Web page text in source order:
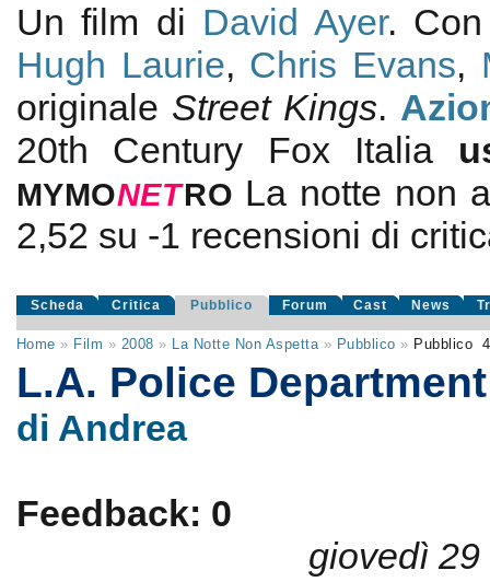
Un film di David Ayer.
Hugh Laurie, Chris Evans,
originale Street Kings.
20th Century Fox Italia
MYMONETRO La notte non
2,52 su -1 recensioni di
Scheda Critica Pubblico Forum Cast News
Home » Film » 2008 » La Notte Non Aspetta» Pubblico » Pubblico
L.A. Police
di Andrea
Feedback: 0
giovedì